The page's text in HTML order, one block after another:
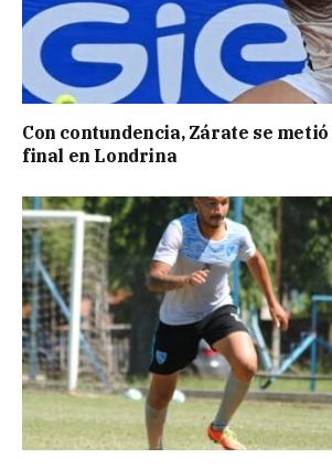
Con contundencia, Zárate se
final en Londrina